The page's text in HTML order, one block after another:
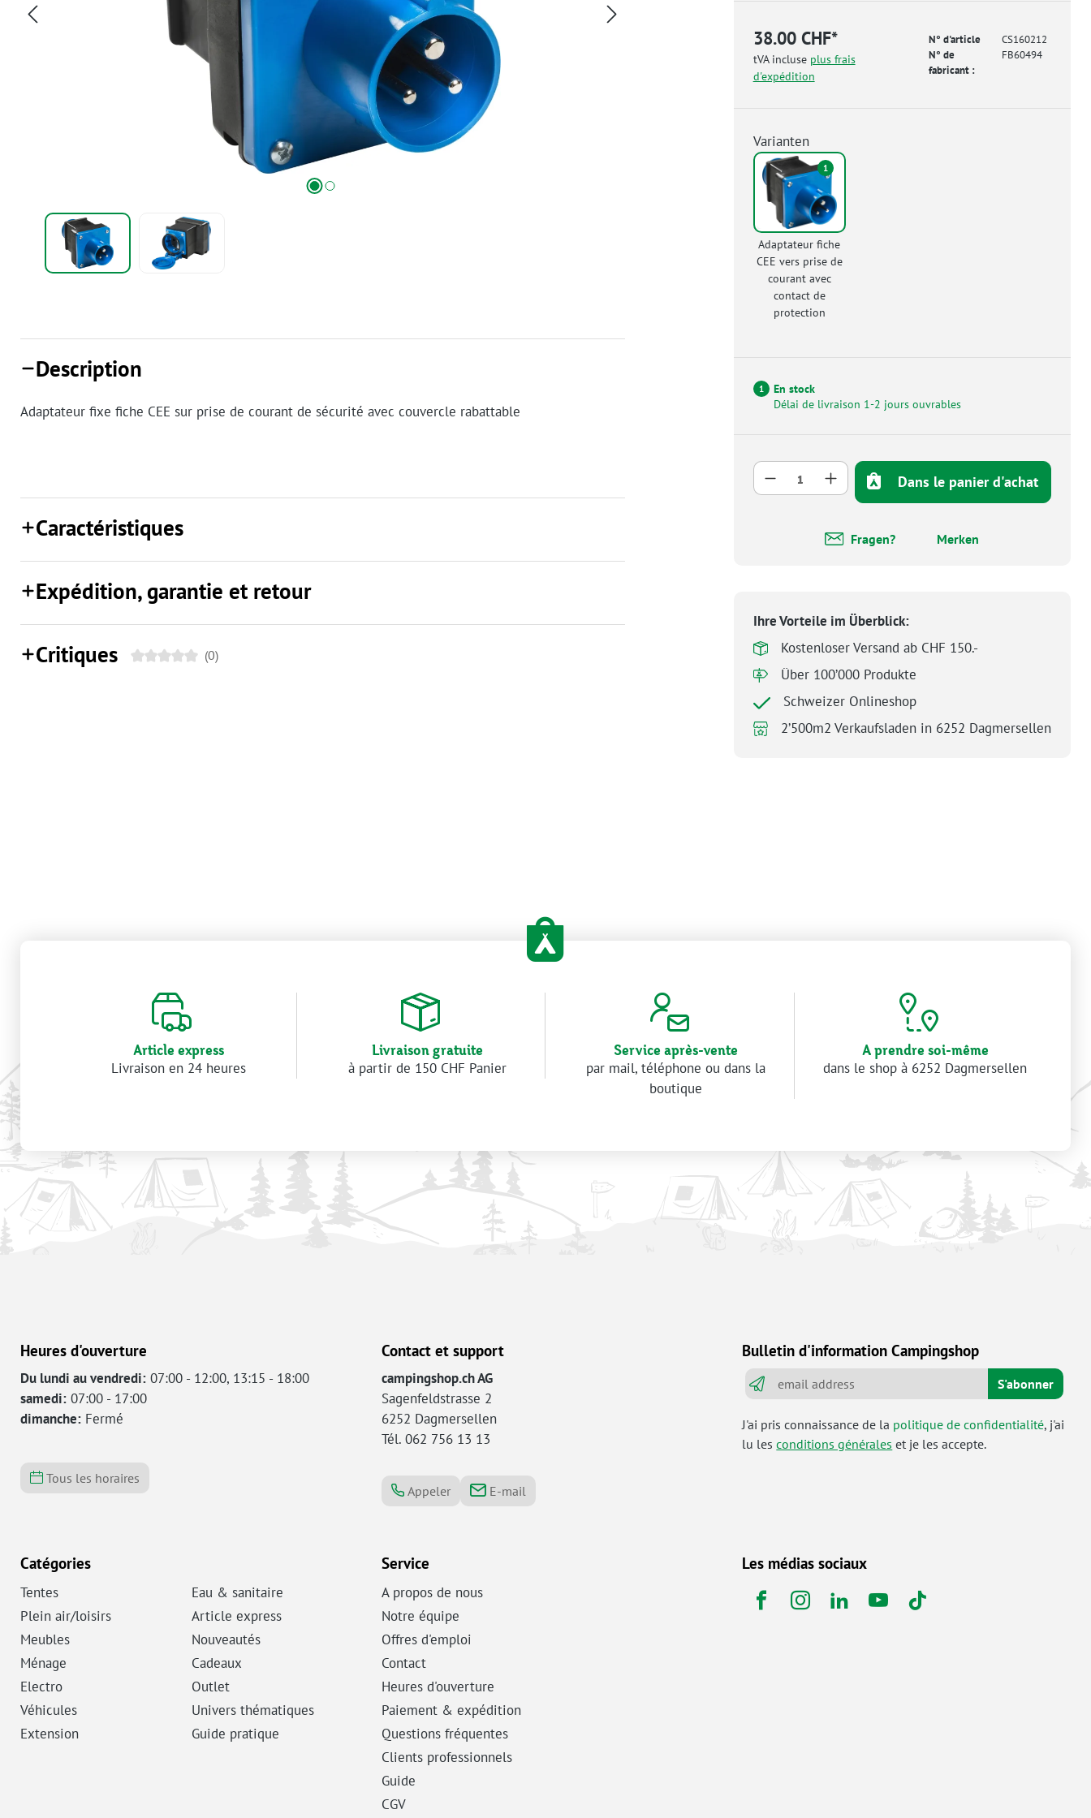
Description
Adaptateur fixe fiche CEE sur prise de courant de sécurité avec couvercle rabattable
Caractéristiques
Expédition, garantie et retour
Critiques (0)
38.00 CHF*
tVA incluse plus frais
d'expédition
N° d'article
CS160212
N° de
fabricant :
FB60494
Varianten
1
Adaptateur fiche
CEE vers prise de
courant avec
contact de
protection
1
En stock
Délai de livraison 1-2 jours ouvrables
Quantité de produit : Entrez la quantité
Dans le panier d'achat
Fragen? Merken
Ihre Vorteile im Überblick:
Kostenloser Versand ab CHF 150.-
Über 100’000 Produkte
Schweizer Onlineshop
2’500m2 Verkaufsladen in 6252 Dagmersellen
Article express
Livraison en 24 heures
Livraison gratuite
à partir de 150 CHF Panier
Service après-vente
par mail, téléphone ou dans la
boutique
A prendre soi-même
dans le shop à 6252 Dagmersellen
Heures d'ouverture
Du lundi au vendredi: 07:00 - 12:00, 13:15 - 18:00
samedi: 07:00 - 17:00
dimanche: Fermé
Tous les horaires
Contact et support
campingshop.ch AG
Sagenfeldstrasse 2
6252 Dagmersellen
Tél. 062 756 13 13
Appeler E-mail
Bulletin d'information Campingshop
S'abonner
J'ai pris connaissance de la politique de confidentialité, j'ai
lu lesconditions générales et je les accepte.
Catégories
Tentes
Plein air/loisirs
Meubles
Ménage
Electro
Véhicules
Extension
Eau & sanitaire
Article express
Nouveautés
Cadeaux
Outlet
Univers thématiques
Guide pratique
Service
A propos de nous
Notre équipe
Offres d'emploi
Contact
Heures d'ouverture
Paiement & expédition
Questions fréquentes
Clients professionnels
Guide
CGV
Les médias sociaux